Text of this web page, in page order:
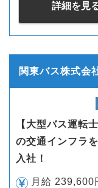
詳細を見
関東バス株式会
【大型バス運転
の交通インフラ
入社！
月給 239,600